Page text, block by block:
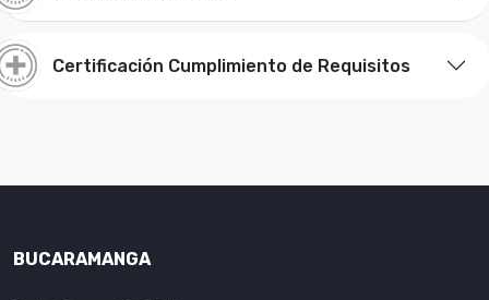
Certificación Cumplimiento de Requisitos
BUCARAMANGA